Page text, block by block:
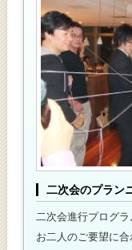
二次会のプラ
二次会進行プログ
お二人のご要望に